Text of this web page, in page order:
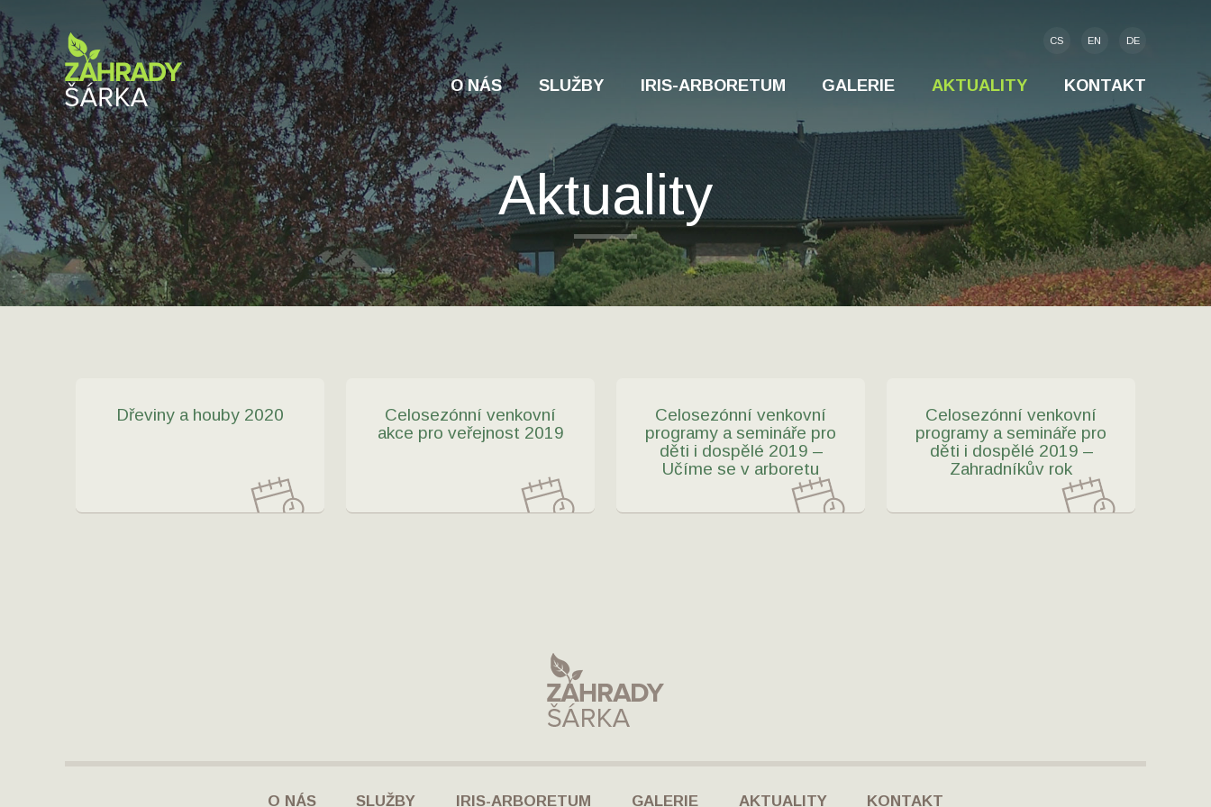
O NÁS SLUŽBY IRIS-ARBORETUM GALERIE AKTUALITY KONTAKT
CS EN DE
Aktuality
Dřeviny a houby 2020
Celosezónní venkovní
akce pro veřejnost 2019
Celosezónní venkovní
programy a semináře pro
děti i dospělé 2019 –
Učíme se v arboretu
Celosezónní venkovní
programy a semináře pro
děti i dospělé 2019 –
Zahradníkův rok
O NÁS SLUŽBY IRIS-ARBORETUM GALERIE AKTUALITY KONTAKT